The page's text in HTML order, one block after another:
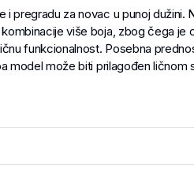
pregradu za novac u punoj dužini.
više boja, zbog čega je
funkcionalnost. Posebna
model može biti prilagođen ličnom
potrebe